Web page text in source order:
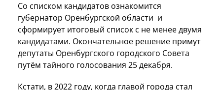
Со списком кандидатов ознакомится
губернатор Оренбургской области и
сформирует итоговый список с не менее двумя
кандидатами. Окончательное решение примут
депутаты Оренбургского городского Совета
путём тайного голосования 25 декабря.
Кстати, в 2022 году, когда главой города стал